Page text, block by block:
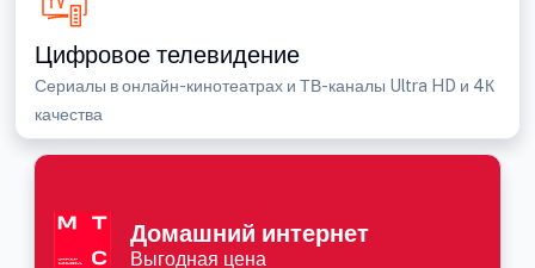
Цифровое телевидение
Сериалы в онлайн-кинотеатрах и ТВ-каналы Ultra HD и 4К
качества
Домашний интернет
Выгодная цена